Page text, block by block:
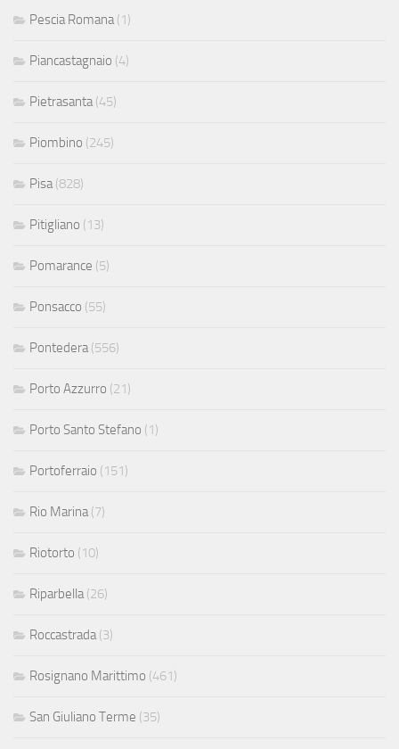
Pescia Romana (1)
Piancastagnaio (4)
Pietrasanta (45)
Piombino (245)
Pisa (828)
Pitigliano (13)
Pomarance (5)
Ponsacco (55)
Pontedera (556)
Porto Azzurro (21)
Porto Santo Stefano (1)
Portoferraio (151)
Rio Marina (7)
Riotorto (10)
Riparbella (26)
Roccastrada (3)
Rosignano Marittimo (461)
San Giuliano Terme (35)